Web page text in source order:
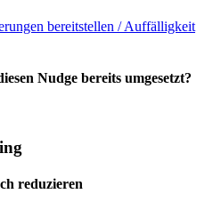
bereitstellen / Auffälligkeit
Nudge bereits umgesetzt?
reduzieren